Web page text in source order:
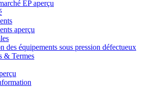
EP aperçu
aperçu
des équipements sous pression défectueux
& Termes